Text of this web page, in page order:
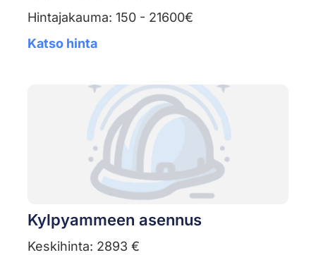
Hintajakauma: 150 - 21600€
Katso hinta
Kylpyammeen asennus
Keskihinta: 2893 €